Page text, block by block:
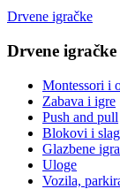
Drvene igračke
Drvene igračke
Montessori i
Zabava i igre
Push and pull
Blokovi i
Glazbene
Uloge
Vozila,